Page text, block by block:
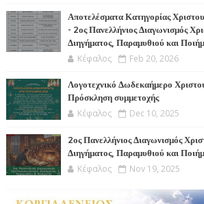
Αποτελέσματα Κατηγορίας
- 2ος Πανελλήνιος Διαγωνισμός
Διηγήματος, Παραμυθιού και
Κέφαλος Feb 20, 2026
Λογοτεχνικό Δωδεκαήμερο
Πρόσκληση συμμετοχής
Κέφαλος Dec 10, 2025
2ος Πανελλήνιος Διαγωνισμός
Διηγήματος, Παραμυθιού και
Κέφαλος Nov 19, 2025